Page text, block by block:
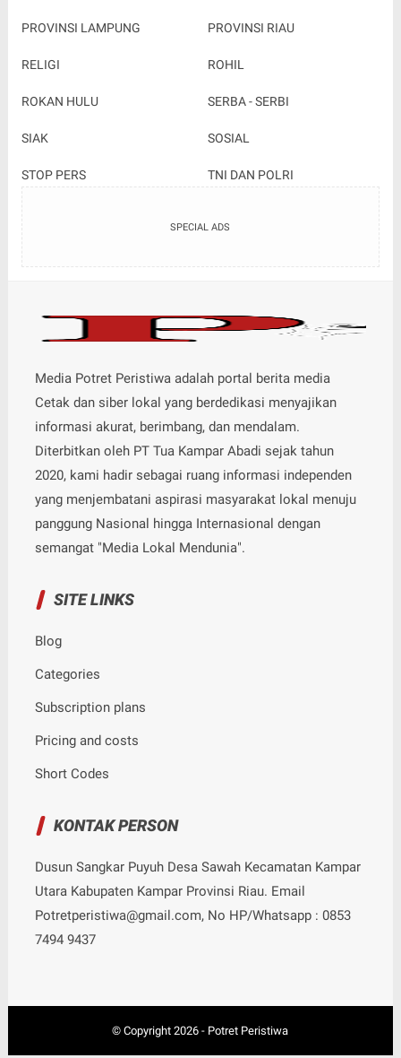
PROVINSI LAMPUNG PROVINSI RIAU
RELIGI ROHIL
ROKAN HULU SERBA - SERBI
SIAK SOSIAL
STOP PERS TNI DAN POLRI
SPECIAL ADS
Media Potret Peristiwa adalah portal berita media
Cetak dan siber lokal yang berdedikasi menyajikan
informasi akurat, berimbang, dan mendalam.
Diterbitkan oleh PT Tua Kampar Abadi sejak tahun
2020, kami hadir sebagai ruang informasi independen
yang menjembatani aspirasi masyarakat lokal menuju
panggung Nasional hingga Internasional dengan
semangat "Media Lokal Mendunia".
SITE LINKS
Blog
Categories
Subscription plans
Pricing and costs
Short Codes
KONTAK PERSON
Dusun Sangkar Puyuh Desa Sawah Kecamatan Kampar
Utara Kabupaten Kampar Provinsi Riau. Email
Potretperistiwa@gmail.com, No HP/Whatsapp : 0853
7494 9437
© Copyright2026 - Potret Peristiwa